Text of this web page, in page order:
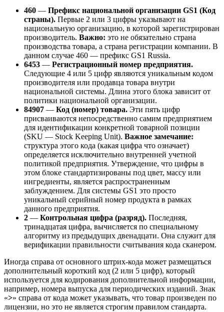
460 — Префикс национальной организации GS1 (Код
страны). Первые 2 или 3 цифры указывают на
национальную организацию, в которой зарегистрирован
производитель. Важно: это не обязательно страна
производства товара, а страна регистрации компании. В
данном случае 460 — префикс GS1 Russia.
6453 — Регистрационный номер предприятия.
Следующие 4 или 5 цифр являются уникальным кодом
производителя или продавца товара внутри
национальной системы. Длина этого блока зависит от
политики национальной организации.
84907 — Код (номер) товара. Эти пять цифр
присваиваются непосредственно самим предприятием
для идентификации конкретной товарной позиции
(SKU — Stock Keeping Unit). Важное замечание:
структура этого кода (какая цифра что означает)
определяется исключительно внутренней учетной
политикой предприятия. Утверждение, что цифры в
этом блоке стандартизированы под цвет, массу или
ингредиенты, является распространенным
заблуждением. Для системы GS1 это просто
уникальный серийный номер продукта в рамках
данного предприятия.
2 — Контрольная цифра (разряд). Последняя,
тринадцатая цифра, вычисляется по специальному
алгоритму из предыдущих двенадцати. Она служит для
верификации правильности считывания кода сканером.
Иногда справа от основного штрих-кода может размещаться
дополнительный короткий код (2 или 5 цифр), который
используется для кодирования дополнительной информации,
например, номера выпуска для периодических изданий. Знак
«>» справа от кода может указывать, что товар произведен по
лицензии, но это не является строгим правилом стандарта.